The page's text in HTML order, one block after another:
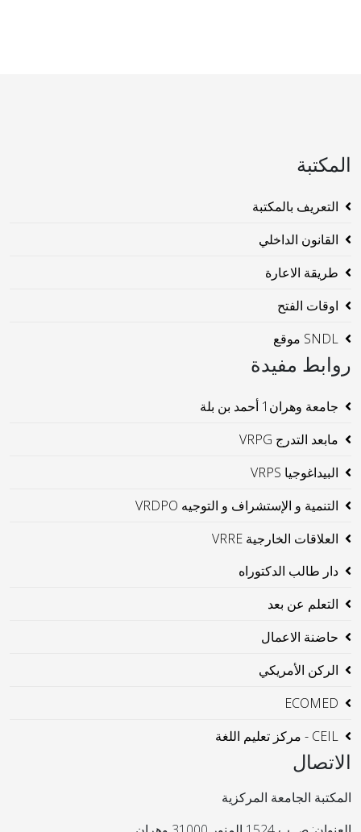
المكتبة
التعريف بالمكتبة
القانون الداخلي
طريقة الاعارة
اوقات الفتح
SNDL موقع
روابط مفيدة
جامعة وهران1 أحمد بن بلة
مابعد التدرج VRPG
البيداغوجيا VRPS
التنمية و الإستشراف و التوجيه VRDPO
العلاقات الخارجية VRRE
دار طالب الدكتوراه
التعلم عن بعد
حاضنة الاعمال
الركن الأمريكي
ECOMED
CEIL - مركز تعليم اللغة
الاتصال
المكتبة الجامعة المركزية